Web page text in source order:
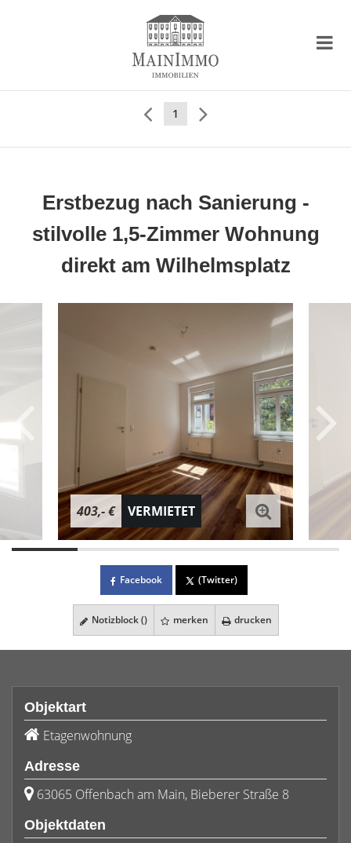
1
Erstbezug nach Sanierung -
stilvolle 1,5-Zimmer Wohnung
direkt am Wilhelmsplatz
403,- € VERMIETET
Facebook (Twitter)
Notizblock () merken drucken
Objektart
Etagenwohnung
Adresse
63065 Offenbach am Main, Bieberer Straße 8
Objektdaten